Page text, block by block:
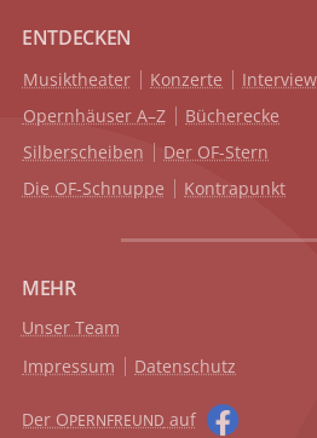
ENTDECKEN
Musiktheater Konzerte
Opernhäuser A–Z
Bücherecke
Silberscheiben
Der OF-Stern
Die OF-Schnuppe
Kontrapunkt
MEHR
Unser Team
Impressum
Datenschutz
Der OPERNFREUND auf